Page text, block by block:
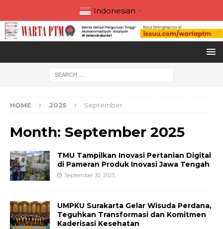
Indonesian ▼
HOME 2025 September
Month: September 2025
TMU Tampilkan Inovasi Pertanian Digital
di Pameran Produk Inovasi Jawa Tengah
September 30, 2025
UMPKU Surakarta Gelar Wisuda Perdana,
Teguhkan Transformasi dan Komitmen
Kaderisasi Kesehatan